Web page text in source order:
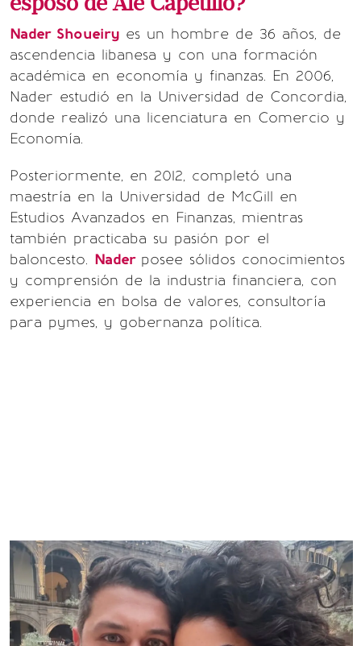
Nader Shoueiry es un hombre de 36 años, de
ascendencia libanesa y con una formación
académica en economía y finanzas. En 2006,
Nader estudió en la Universidad de Concordia,
donde realizó una licenciatura en Comercio y
Economía.
Posteriormente, en 2012, completó una
maestría en la Universidad de McGill en
Estudios Avanzados en Finanzas, mientras
también practicaba su pasión por el
baloncesto. Nader posee sólidos conocimientos
y comprensión de la industria financiera, con
experiencia en bolsa de valores, consultoría
para pymes, y gobernanza política.